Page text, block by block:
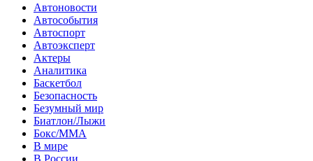
Автоновости
Автособытия
Автоспорт
Автоэксперт
Актеры
Аналитика
Баскетбол
Безопасность
Безумный мир
Биатлон/Лыжи
Бокс/MMA
В мире
В России